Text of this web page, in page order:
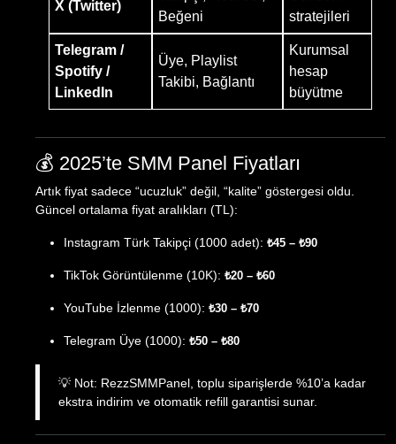
X (Twitter)
Beğeni
stratejileri
Telegram /
Spotify /
LinkedIn
Üye, Playlist
Takibi, Bağlantı
Kurumsal
hesap
büyütme
💰 2025’te SMM Panel Fiyatları
Artık fiyat sadece “ucuzluk” değil, “kalite” göstergesi oldu.
Güncel ortalama fiyat aralıkları (TL):
Instagram Türk Takipçi (1000 adet): ₺45 – ₺90
TikTok Görüntülenme (10K): ₺20 – ₺60
YouTube İzlenme (1000): ₺30 – ₺70
Telegram Üye (1000): ₺50 – ₺80
💡 Not: RezzSMMPanel, toplu siparişlerde %10’a kadar
ekstra indirim ve otomatik refill garantisi sunar.